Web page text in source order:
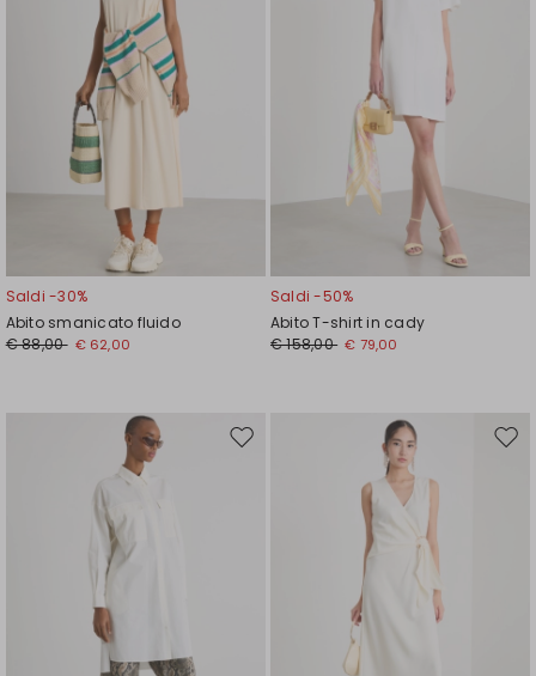
Saldi -30%
Abito smanicato fluido
€ 88,00 € 62,00
Saldi -50%
Abito T-shirt in cady
€ 158,00 € 79,00
Sposta